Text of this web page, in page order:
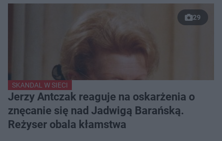
29
SKANDAL W SIECI
Jerzy Antczak reaguje na oskarżenia o
znęcanie się nad Jadwigą Barańską.
Reżyser obala kłamstwa